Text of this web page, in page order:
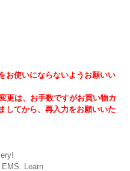
お使いにならないようお願いい
更は、お手数ですがお買い物カ
してから、再入力をお願いいた
Learn